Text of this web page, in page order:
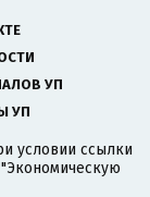
УП
УП
условии ссылки